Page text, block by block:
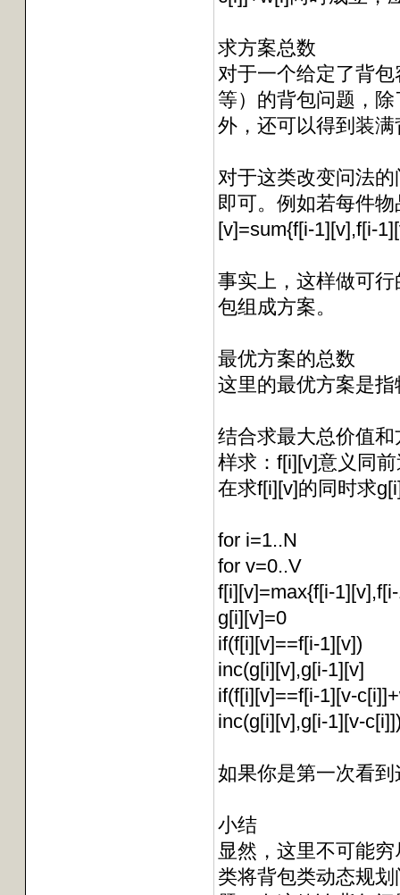
求方案总数
对于一个给定了背
等）的背包问题，
外，还可以得到装
对于这类改变问法
即可。例如若每件
[v]=sum{f[i-1][v],f[i-
事实上，这样做可
包组成方案。
最优方案的总数
这里的最优方案是
结合求最大总价值
样求：f[i][v]意义同
在求f[i][v]的同时求
for i=1..N
for v=0..V
f[i][v]=max{f[i-
g[i][v]=0
if(f[i][v]==f[i-1][v])
inc(g[i][v],g[i-1][v]
if(f[i][v]==f[i-1][v-
inc(g[i][v],g[i-1][v-
如果你是第一次看
小结
显然，这里不可能
类将背包类动态规